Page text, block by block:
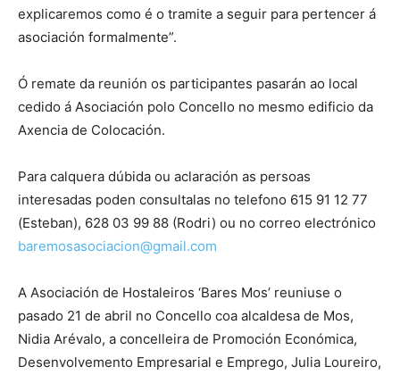
explicaremos como é o tramite a seguir para pertencer á
asociación formalmente”.
Ó remate da reunión os participantes pasarán ao local
cedido á Asociación polo Concello no mesmo edificio da
Axencia de Colocación.
Para calquera dúbida ou aclaración as persoas
interesadas poden consultalas no telefono 615 91 12 77
(Esteban), 628 03 99 88 (Rodri) ou no correo electrónico
baremosasociacion@gmail.com
A Asociación de Hostaleiros ‘Bares Mos’ reuniuse o
pasado 21 de abril no Concello coa alcaldesa de Mos,
Nidia Arévalo, a concelleira de Promoción Económica,
Desenvolvemento Empresarial e Emprego, Julia Loureiro,